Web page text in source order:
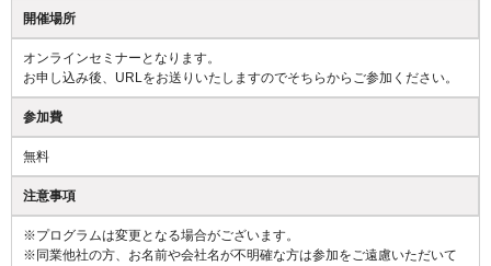
開催場所
オンラインセミナーとなります。
お申し込み後、URLをお送りいたしますのでそちらからご参加ください。
参加費
無料
注意事項
※プログラムは変更となる場合がございます。
※同業他社の方、お名前や会社名が不明確な方は参加をご遠慮いただいて